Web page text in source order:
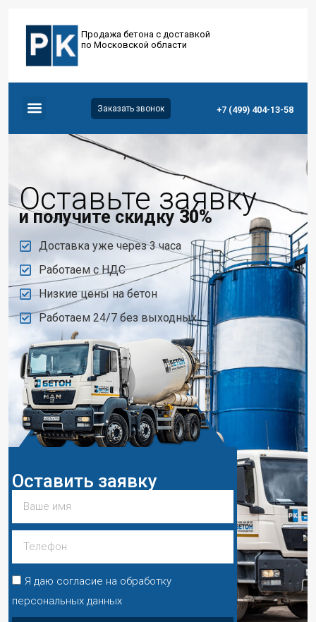
Продажа бетона с доставкой
по Московской области
+7 (499) 404-13-58
Заказать звонок
Оставьте заявку
и получите скидку 30%
Доставка уже через 3 часа
Работаем с НДС
Низкие цены на бетон
Работаем 24/7 без выходных
Оставить заявку
Я даю согласие на обработку
персональных данных